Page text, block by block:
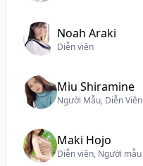
Noah Araki
Diễn viên
Miu Shiramine
Người Mẫu, Diễn Viên
Maki Hojo
Diễn viên, Người mẫu